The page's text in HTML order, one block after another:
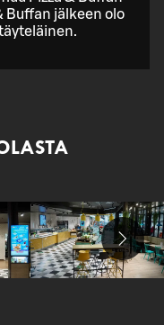
Buffan jälkeen olo